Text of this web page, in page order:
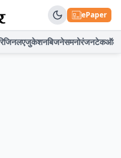
ePaper
एजुकेशनबिजनेसमनोरंजनटेकऑटो